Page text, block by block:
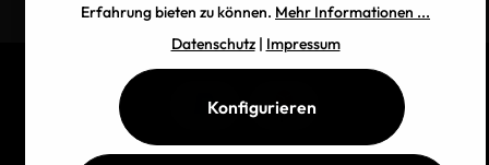
Erfahrung bieten zu können. Mehr Informationen ...
Datenschutz| Impressum
Konfigurieren